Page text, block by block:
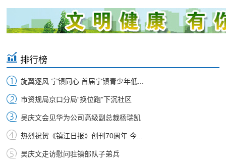
排行榜
旋翼逐风 宁镇同心 首届宁镇青少年低...
市资规局京口分局“换位跑”下沉社区
吴庆文会见华为公司高级副总裁杨瑞凯
热烈祝贺《镇江日报》创刊70周年 今...
吴庆文走访慰问驻镇部队子弟兵